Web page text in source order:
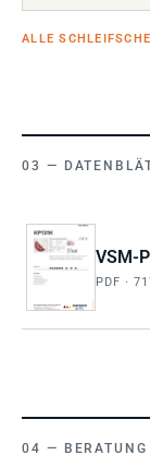
ALLE
VSM-
PDF ·